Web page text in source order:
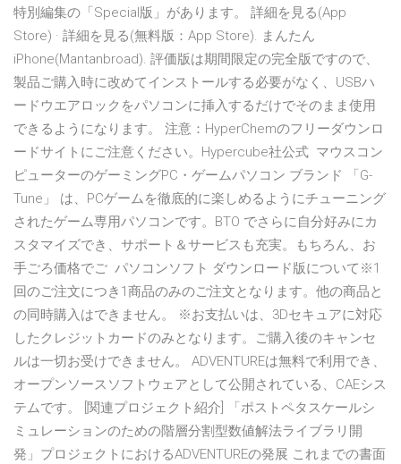
特別編集の「Special版」があります。 詳細を見る(App
Store) · 詳細を見る(無料版：App Store). まんたん
iPhone(Mantanbroad). 評価版は期間限定の完全版ですので、
製品ご購入時に改めてインストールする必要がなく、USBハ
ードウエアロックをパソコンに挿入するだけでそのまま使用
できるようになります。 注意：HyperChemのフリーダウンロ
ードサイトにご注意ください。Hypercube社公式 マウスコン
ピューターのゲーミングPC・ゲームパソコン ブランド 「G-
Tune」 は、PCゲームを徹底的に楽しめるようにチューニング
されたゲーム専用パソコンです。BTO でさらに自分好みにカ
スタマイズでき、サポート＆サービスも充実。もちろん、お
手ごろ価格でご パソコンソフト ダウンロード版について※1
回のご注文につき1商品のみのご注文となります。他の商品と
の同時購入はできません。 ※お支払いは、3Dセキュアに対応
したクレジットカードのみとなります。ご購入後のキャンセ
ルは一切お受けできません。 ADVENTUREは無料で利用でき、
オープンソースソフトウェアとして公開されている、CAEシス
テムです。 [関連プロジェクト紹介] 「ポストペタスケールシ
ミュレーションのための階層分割型数値解法ライブラリ開
発」プロジェクトにおけるADVENTUREの発展 これまでの書面